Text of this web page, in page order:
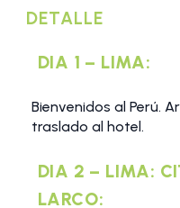
DETALLE
DIA 1 – LIMA:
Bienvenidos al Perú.
traslado al hotel.
DIA 2 – LIMA:
LARCO: